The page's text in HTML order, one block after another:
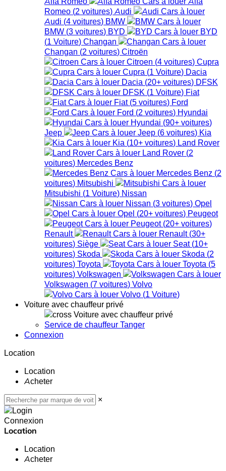
Romeo (2 voitures) Audi
Audi (4 voitures) BMW
BMW (3 voitures) BYD
BYD
(1 Voiture) Changan
Changan (2 voitures) Citroën
Citroen (4 voitures) Cupra
Cupra (1 Voiture) Dacia
Dacia (20+ voitures) DFSK
DFSK (1 Voiture) Fiat
Fiat (5 voitures) Ford
Ford (2 voitures) Hyundai
Hyundai (90+ voitures)
Jeep
Jeep (6 voitures) Kia
Kia (10+ voitures) Land Rover
Land Rover (2
voitures) Mercedes Benz
Mercedes Benz (2
voitures) Mitsubishi
Mitsubishi (1 Voiture) Nissan
Nissan (3 voitures) Opel
Opel (20+ voitures) Peugeot
Peugeot (20+ voitures)
Renault
Renault (30+
voitures) Siège Seat (10+
voitures) Skoda Skoda (2
voitures) Toyota Toyota (5
voitures) Volkswagen
Volkswagen (7 voitures) Volvo
Volvo (1 Voiture)
Voiture avec chauffeur privé
Voiture avec chauffeur privé
Service de chauffeur Tanger
Connexion
Location
Location
Acheter
×
Connexion
Location
Location
Acheter